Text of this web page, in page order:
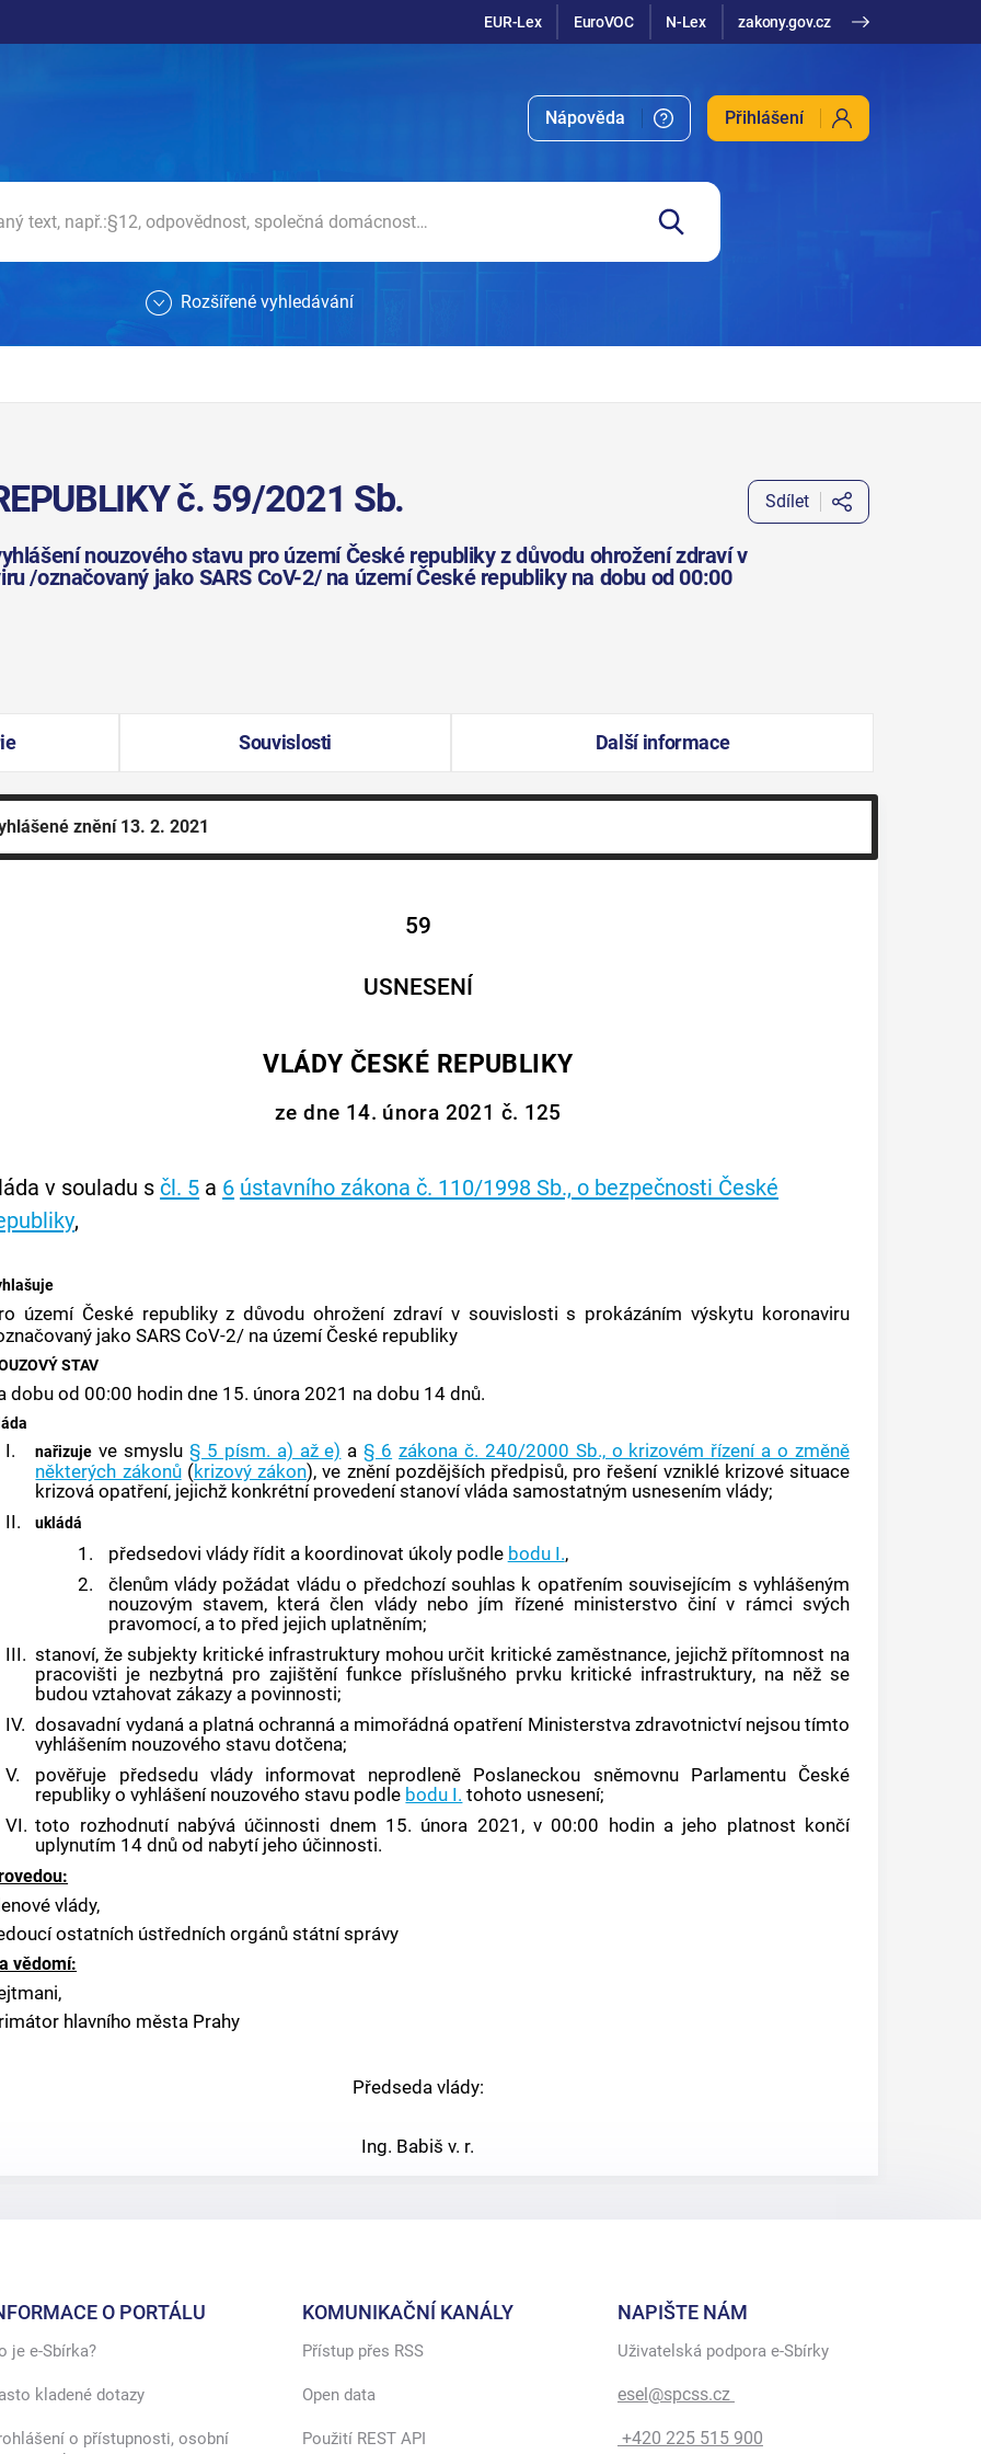
EUR-Lex EuroVOC N-Lex zakony.gov.cz
Nápověda Přihlášení
Rozšířené vyhledávání
č. 59/2021 Sb.
nouzového stavu pro území České republiky z důvodu ohrožení zdraví v
/označovaný jako SARS CoV-2/ na území České republiky na dobu od 00:00
Sdílet
Souvislosti Další informace
znění13. 2. 2021
59
USNESENÍ
VLÁDY ČESKÉ REPUBLIKY
ze dne 14. února 2021 č. 125
v souladu s čl. 5 a 6 ústavního zákona č. 110/1998 Sb., o bezpečnosti České
,
území České republiky z důvodu ohrožení zdraví v souvislosti s prokázáním výskytu koronaviru
jako SARS CoV-2/ na území České republiky
STAV
dobu od 00:00 hodin dne 15. února 2021 na dobu 14 dnů.
I. nařizuje ve smyslu§ 5 písm. a) až e) a§ 6 zákona č. 240/2000 Sb., o krizovém řízení a o změně
některých zákonů(krizový zákon), ve znění pozdějších předpisů, pro řešení vzniklé krizové situace
krizová opatření, jejichž konkrétní provedení stanoví vláda samostatným usnesením vlády;
II.
ukládá
1. předsedovi vlády řídit a koordinovat úkoly podle bodu I.,
2.
členům vlády požádat vládu o předchozí souhlas k opatřením souvisejícím s vyhlášeným
nouzovým stavem, která člen vlády nebo jím řízené ministerstvo činí v rámci svých
pravomocí, a to před jejich uplatněním;
III. stanoví, žesubjekty kritické infrastruktury mohou určit kritické zaměstnance, jejichž přítomnost na
pracovišti je nezbytná pro zajištění funkce příslušného prvku kritické infrastruktury, na něž se
budou vztahovat zákazy a povinnosti;
IV. dosavadní vydaná a platná ochranná a mimořádná opatření Ministerstva zdravotnictví nejsou tímto
vyhlášením nouzového stavu dotčena;
V.
pověřuje předsedu vlády informovat neprodleně Poslaneckou sněmovnu Parlamentu České
republiky o vyhlášení nouzového stavu podle bodu I. tohoto usnesení;
VI. toto rozhodnutí nabývá účinnosti dnem 15. února 2021, v 00:00 hodin a jeho platnost končí
uplynutím 14 dnů od nabytí jeho účinnosti.
vlády,
ostatních ústředních orgánů státní správy
vědomí:
hlavního města Prahy
Předseda vlády:
Ing. Babiš v. r.
O PORTÁLU
je e-Sbírka?
kladené dotazy
o přístupnosti, osobní
KOMUNIKAČNÍ KANÁLY
Přístup přes RSS
Open data
Použití REST API
NAPIŠTE NÁM
Uživatelská podpora e-Sbírky
esel@spcss.cz
+420 225 515 900